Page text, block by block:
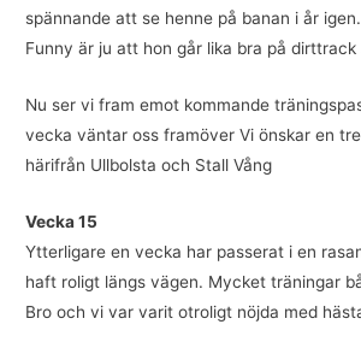
spännande att se henne på banan i år
Funny är ju att hon går lika bra på dirttrack
Nu ser vi fram emot kommande
vecka väntar oss framöver Vi önskar en
härifrån Ullbolsta och Stall Vång
Vecka 15
Ytterligare en vecka har passerat i en
haft roligt längs vägen. Mycket träningar
Bro och vi var varit otroligt nöjda med